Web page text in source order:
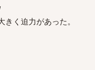
く迫力があった。